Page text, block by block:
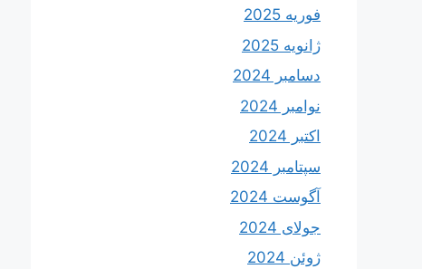
فوریه 2025
ژانویه 2025
دسامبر 2024
نوامبر 2024
اکتبر 2024
سپتامبر 2024
آگوست 2024
جولای 2024
ژوئن 2024